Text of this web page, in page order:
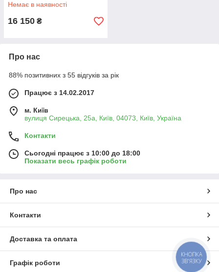
Немає в наявності
16 150 ₴
Про нас
88% позитивних з 55 відгуків за рік
Працює з 14.02.2017
м. Київ
вулиця Сирецька, 25а, Київ, 04073, Київ, Україна
Контакти
Сьогодні працює з 10:00 до 18:00
Показати весь графік роботи
Про нас
Контакти
Доставка та оплата
Графік роботи
КНОПКА
ЗВ'ЯЗКУ